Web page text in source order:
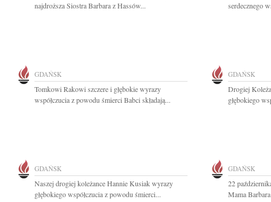
najdroższa Siostra Barbara z Hassów...
serdecznego
GDAŃSK
Tomkowi Rakowi szczere i głębokie wyrazy
współczucia z powodu śmierci Babci składają...
GDAŃSK
Drogiej
głębokiego
GDAŃSK
Naszej drogiej koleżance Hannie Kusiak wyrazy
głębokiego współczucia z powodu śmierci...
GDAŃSK
22
Mama